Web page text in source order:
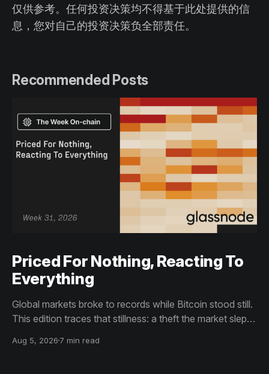
仅供参考。任何投资决策均不得基于此处提供的信
息，您对自己的投资决策负全部责任。
Recommended Posts
Priced For Nothing, Reacting To
Everything
Global markets broke to records while Bitcoin stood still.
This edition traces that stillness: a theft the market slept
than capitulation, and an options market priced for
Aug 5, 2026 7 min read